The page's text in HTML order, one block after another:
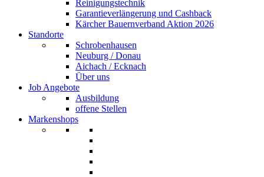
Reinigungstechnik
Garantieverlängerung und Cashback
Kärcher Bauernverband Aktion 2026
Standorte
Schrobenhausen
Neuburg / Donau
Aichach / Ecknach
Über uns
Job Angebote
Ausbildung
offene Stellen
Markenshops